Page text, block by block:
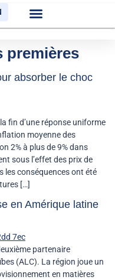
premières
absorber le choc
fin d’une réponse uniforme
moyenne des
2% à plus de 9% dans
sous l’effet des prix de
les conséquences ont été
[…]
en Amérique latine
partenaire
(ALC). La région joue un
en matières